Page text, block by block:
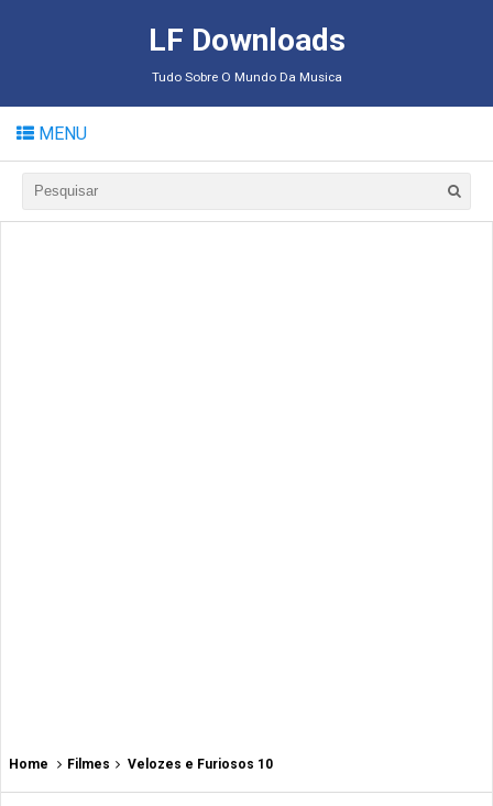
LF Downloads
Tudo Sobre O Mundo Da Musica
MENU
Home Filmes Velozes e Furiosos 10